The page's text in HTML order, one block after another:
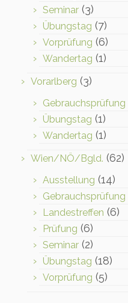
Seminar (3)
Übungstag (7)
Vorprüfung (6)
Wandertag (1)
Vorarlberg (3)
Gebrauchsprüfung
Übungstag (1)
Wandertag (1)
Wien/NÖ/Bgld. (62)
Ausstellung (14)
Gebrauchsprüfung
Landestreffen (6)
Prüfung (6)
Seminar (2)
Übungstag (18)
Vorprüfung (5)